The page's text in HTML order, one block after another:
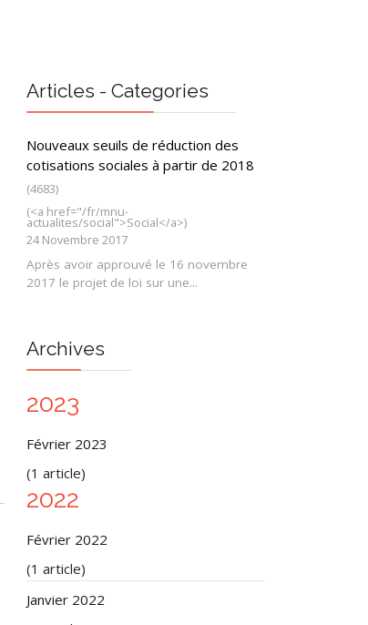
Articles - Categories
Nouveaux seuils de réduction des
cotisations sociales à partir de 2018
(4683)
(<a href="/fr/mnu-
actualites/social">Social</a>)
24 Novembre 2017
Après avoir approuvé le 16 novembre
2017 le projet de loi sur une...
Archives
2023
Février 2023
(1 article)
2022
Février 2022
(1 article)
Janvier 2022